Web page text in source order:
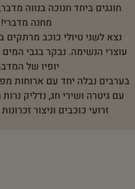
חוגגים ביחד חנוכה בנווה
מחנה מדברי!
נצא לשני טיולי כוכב מרתקים
עוצרי הנשימה. נבקר בגבי
יופיו של
בערבים נבלה יחד עם ארוחות
עם גיטרה ושירי חג, נדליק
זרועי כוכבים וניצור